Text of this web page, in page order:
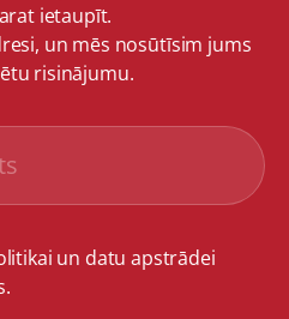
ietaupīt.
un mēs nosūtīsim jums
risinājumu.
un datu apstrādei